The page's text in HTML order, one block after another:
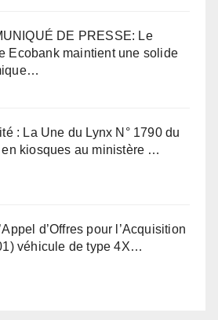
DE PRESSE: Le
Ecobank maintient une solide
: La Une du Lynx N° 1790 du
en kiosques au ministère …
d’Offres pour l’Acquisition
véhicule de type 4X…